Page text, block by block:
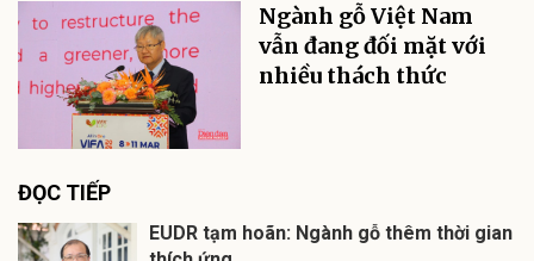
Ngành gỗ Việt Nam
vẫn đang đối mặt với
nhiều thách thức
ĐỌC TIẾP
EUDR tạm hoãn: Ngành gỗ thêm thời gian